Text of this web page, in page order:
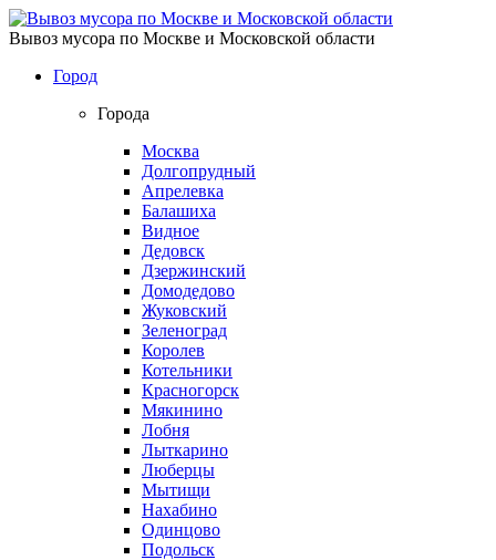
Вывоз мусора по Москве и Московской области
Город
Города
Москва
Долгопрудный
Апрелевка
Балашиха
Видное
Дедовск
Дзержинский
Домодедово
Жуковский
Зеленоград
Королев
Котельники
Красногорск
Мякинино
Лобня
Лыткарино
Люберцы
Мытищи
Нахабино
Одинцово
Подольск